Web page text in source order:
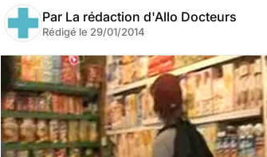
Par La rédaction d'Allo Docteurs
Rédigé le 29/01/2014